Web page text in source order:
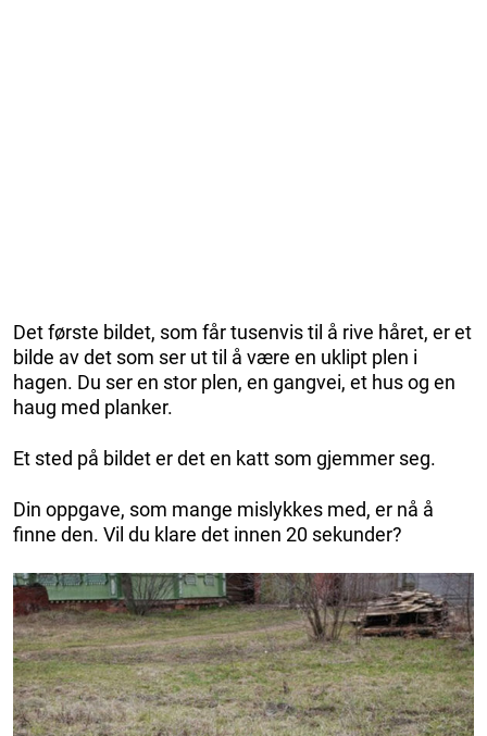
Det første bildet, som får tusenvis til å rive håret, er et
bilde av det som ser ut til å være en uklipt plen i
hagen. Du ser en stor plen, en gangvei, et hus og en
haug med planker.
Et sted på bildet er det en katt som gjemmer seg.
Din oppgave, som mange mislykkes med, er nå å
finne den. Vil du klare det innen 20 sekunder?